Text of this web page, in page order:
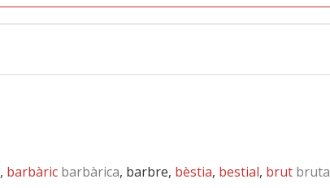
, barbàric barbàrica, barbre, bèstia, bestial, brut bruta